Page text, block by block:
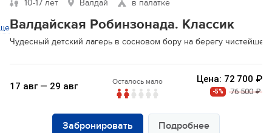
10-17 лет Валдай в палатке
Валдайская Робинзонада. Классик
Чудесный детский лагерь в сосновом бору на берегу
17 авг — 29 авг Осталось мало Цена: 72 700 ₽
-5% 76 500 ₽
Забронировать Подробнее